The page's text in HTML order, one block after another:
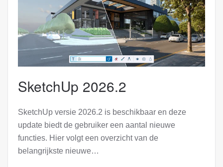
SketchUp 2026.2
SketchUp versie 2026.2 is beschikbaar en deze
update biedt de gebruiker een aantal nieuwe
functies. Hier volgt een overzicht van de
belangrijkste nieuwe…